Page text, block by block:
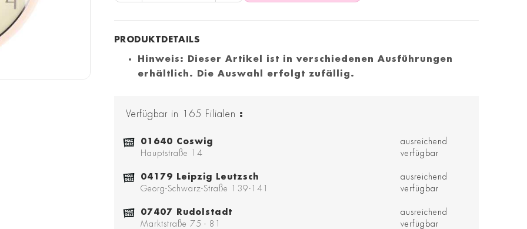
Hinweis: Dieser Artikel ist in verschiedenen Ausführungen
erhältlich. Die Auswahl erfolgt zufällig.
Verfügbar in 165 Filialen :
01640 Coswig
Hauptstraße 14
ausreichend
verfügbar
04179 Leipzig Leutzsch
Georg-Schwarz-Straße 139-141
ausreichend
verfügbar
07407 Rudolstadt
Marktstraße 75 - 81
ausreichend
verfügbar